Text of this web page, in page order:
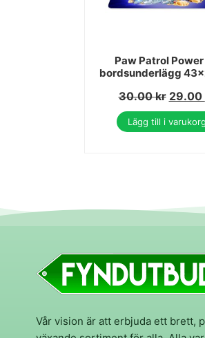
Paw Patrol Power
bordsunderlägg
30.00kr 29.00
Lägg till i varukorg
Vår vision är att erbjuda ett brett,